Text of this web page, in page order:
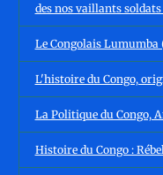
des nos vaillants soldats
Le Congolais
L'histoire du Congo,
La Politique du Congo,
Histoire du Congo :